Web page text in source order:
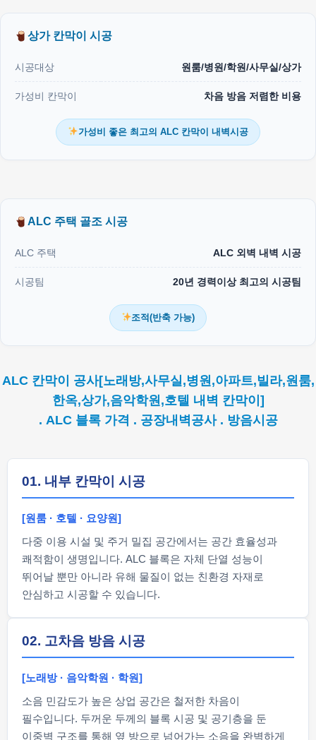
상가 칸막이 시공
시공대상 원룸/병원/학원/사무실/상가
가성비 칸막이 차음 방음 저렴한 비용
가성비 좋은 최고의 ALC 칸막이 내벽시공
ALC 주택 골조 시공
ALC 주택 ALC 외벽 내벽 시공
시공팀 20년 경력이상 최고의 시공팀
조적(반축 가능)
ALC 칸막이 공사[노래방,사무실,병원,아파트,빌라,원룸,
한옥,상가,음악학원,호텔 내벽 칸막이]
. ALC 블록 가격 . 공장내벽공사 . 방음시공
01. 내부 칸막이 시공
[원룸 · 호텔 · 요양원]
다중 이용 시설 및 주거 밀집 공간에서는 공간 효율성과
쾌적함이 생명입니다. ALC 블록은 자체 단열 성능이
뛰어날 뿐만 아니라 유해 물질이 없는 친환경 자재로
안심하고 시공할 수 있습니다.
02. 고차음 방음 시공
[노래방 · 음악학원 · 학원]
소음 민감도가 높은 상업 공간은 철저한 차음이
필수입니다. 두꺼운 두께의 블록 시공 및 공기층을 둔
이중벽 구조를 통해 옆 방으로 넘어가는 소음을 완벽하게